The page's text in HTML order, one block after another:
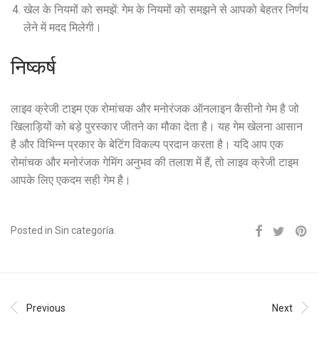
खेल के नियमों को समझें: गेम के नियमों को समझने से आपको बेहतर निर्णय
लेने में मदद मिलेगी।
निष्कर्ष
लाइव क्रेजी टाइम एक रोमांचक और मनोरंजक ऑनलाइन कैसीनो गेम है जो
खिलाड़ियों को बड़े पुरस्कार जीतने का मौका देता है। यह गेम खेलना आसान
है और विभिन्न प्रकार के बेटिंग विकल्प प्रदान करता है। यदि आप एक
रोमांचक और मनोरंजक गेमिंग अनुभव की तलाश में हैं, तो लाइव क्रेजी टाइम
आपके लिए एकदम सही गेम है।
Posted in Sin categoría.
Previous Next